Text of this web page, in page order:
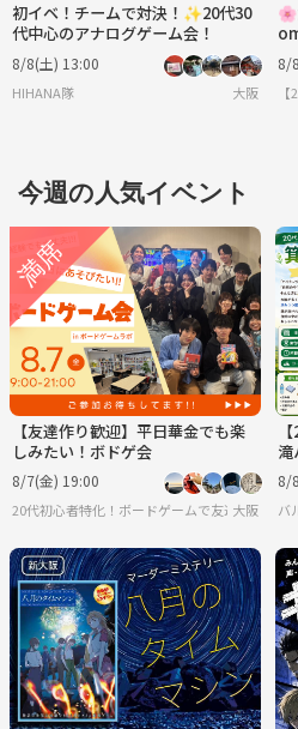
初イベ！チームで対決！✨20代30
代中心のアナログゲーム会！
8/8(土) 13:00
HIHANA隊 大阪
ん
8/
今週の人気イベント
【友達作り歓迎】平日華金でも楽
しみたい！ボドゲ会
8/7(金) 19:00
20代初心者特化！ボードゲームで友達を作ろう
大阪
8/
バ